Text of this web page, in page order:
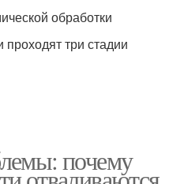
обработки
три стадии
почему